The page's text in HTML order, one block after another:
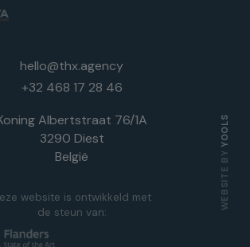
hello@thx.agency
+32 468 17 28 46
Albertstraat 76/1A
3290 Diest
België
website is ontwikkeld met
de steun van:
WEBSITE BY
YOOLS